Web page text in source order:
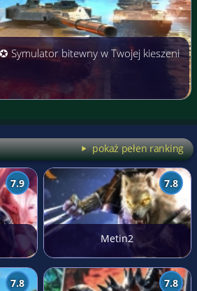
Symulator bitewny w Twojej kieszeni
pokaż pełen ranking
7.9 7.8
Metin2
7.8 7.8